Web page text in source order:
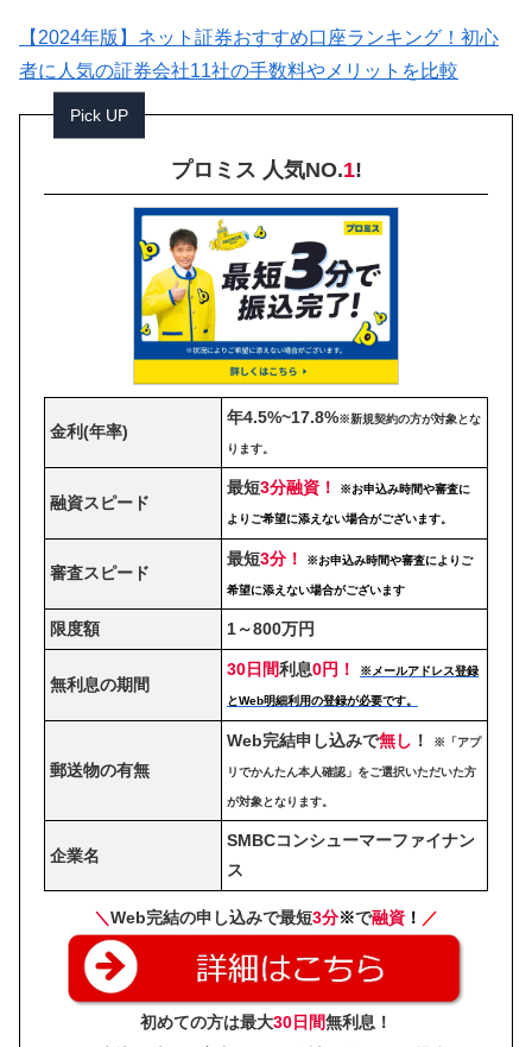
【2024年版】ネット証券おすすめ口座ランキング！初心
者に人気の証券会社11社の手数料やメリットを比較
Pick UP
プロミス 人気NO.1!
金利(年率)
年4.5%~17.8%※新規契約の方が対象とな
ります。
融資スピード
最短3分融資！ ※お申込み時間や審査に
よりご希望に添えない場合がございます。
審査スピード
最短3分！ ※お申込み時間や審査によりご
希望に添えない場合がございます
限度額 1～800万円
無利息の期間
30日間利息0円！ ※メールアドレス登録
とWeb明細利用の登録が必要です。
郵送物の有無
Web完結申し込みで無し ！ ※「アプ
リでかんたん本人確認」をご選択いただいた方
が対象となります。
企業名
SMBCコンシューマーファイナン
ス
＼Web完結の申し込みで最短3分※で融資 ！ ／
初めての方は最大30日間無利息！